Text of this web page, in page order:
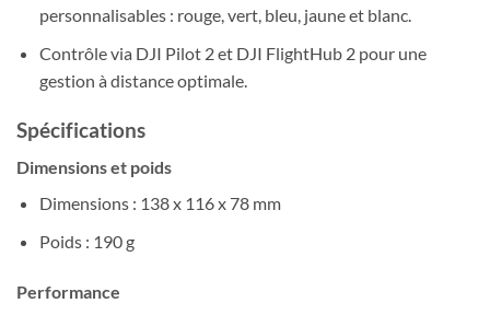
personnalisables : rouge, vert, bleu, jaune et blanc.
Contrôle via DJI Pilot 2 et DJI FlightHub 2 pour une
gestion à distance optimale.
Spécifications
Dimensions et poids
Dimensions : 138 x 116 x 78 mm
Poids : 190 g
Performance